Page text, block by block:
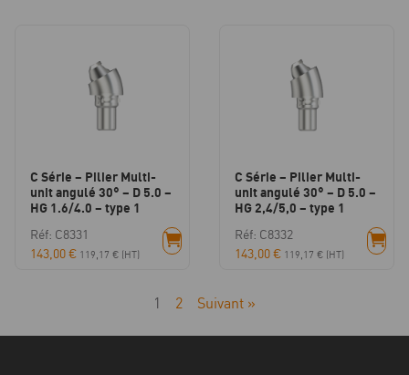
C Série – Pilier Multi-
unit angulé 30° – D 5.0 –
HG 1.6/4.0 – type 1
Réf: C8331
143,00€ 119,17 € (HT)
C Série – Pilier Multi-
unit angulé 30° – D 5.0 –
HG 2,4/5,0 – type 1
Réf: C8332
143,00€ 119,17 € (HT)
1 2 Suivant »